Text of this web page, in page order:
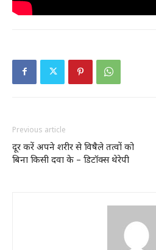
Previous article
दूर करें अपने शरीर से विषैले तत्वों को
बिना किसी दवा के – डिटॉक्स थेरेपी